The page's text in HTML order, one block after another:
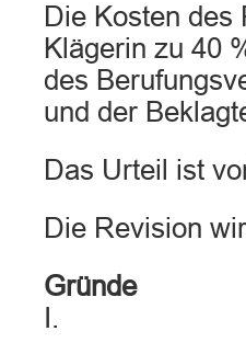
Die Kosten
Klägerin zu 40
des
und der
Das Urteil ist
Die Revision
Gründe
I.